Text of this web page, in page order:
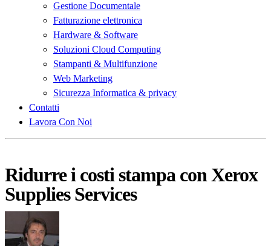
Gestione Documentale
Fatturazione elettronica
Hardware & Software
Soluzioni Cloud Computing
Stampanti & Multifunzione
Web Marketing
Sicurezza Informatica & privacy
Contatti
Lavora Con Noi
Ridurre i costi stampa con Xerox
Supplies Services